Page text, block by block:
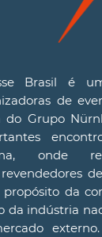
Brasil é
de
do Grupo
onde
propósito da
da indústria